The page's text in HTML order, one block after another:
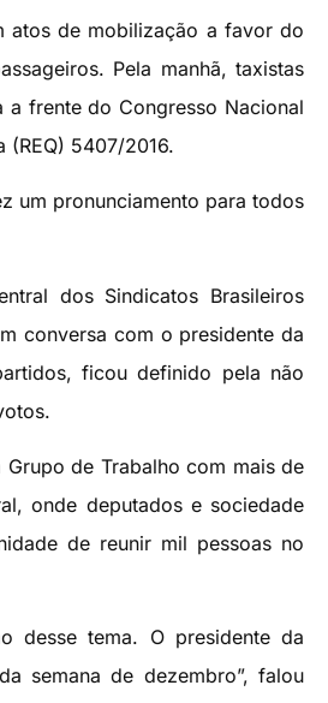
atos de mobilização a favor do
Pela manhã, taxistas
frente do Congresso Nacional
5407/2016.
um pronunciamento para todos
dos Sindicatos Brasileiros
conversa com o presidente da
ficou definido pela não
de Trabalho com mais de
onde deputados e sociedade
de reunir mil pessoas no
desse tema. O presidente da
semana de dezembro”, falou